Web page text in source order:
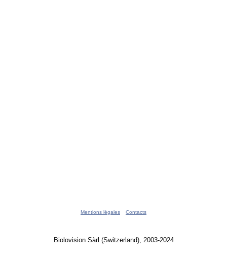
Mentions légales Contacts
Biolovision Sàrl (Switzerland), 2003-2024